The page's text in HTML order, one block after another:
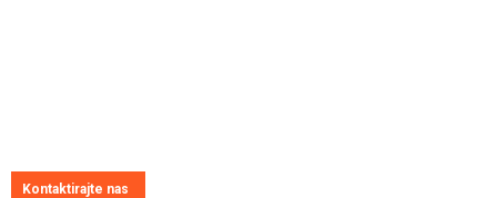
Kontaktirajte nas